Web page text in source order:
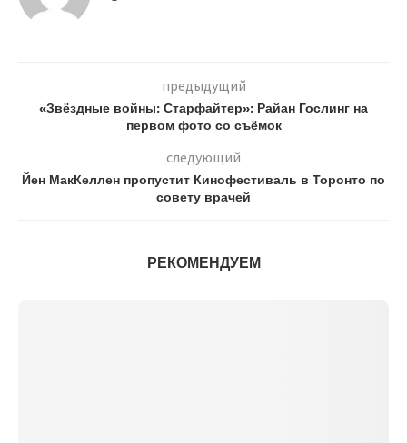
предыдущий
«Звёздные войны: Старфайтер»: Райан Гослинг на
первом фото со съёмок
следующий
Йен МакКеллен пропустит Кинофестиваль в Торонто по
совету врачей
РЕКОМЕНДУЕМ